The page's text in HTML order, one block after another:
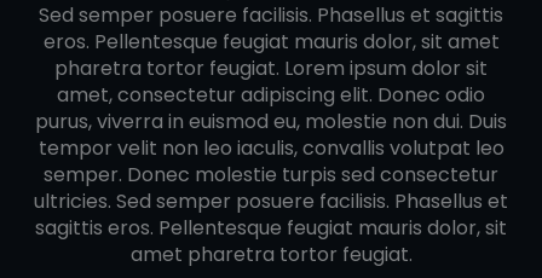
Sed semper posuere facilisis. Phasellus et sagittis
eros. Pellentesque feugiat mauris dolor, sit amet
pharetra tortor feugiat. Lorem ipsum dolor sit
amet, consectetur adipiscing elit. Donec odio
purus, viverra in euismod eu, molestie non dui. Duis
tempor velit non leo iaculis, convallis volutpat leo
semper. Donec molestie turpis sed consectetur
ultricies. Sed semper posuere facilisis. Phasellus et
sagittis eros. Pellentesque feugiat mauris dolor, sit
amet pharetra tortor feugiat.